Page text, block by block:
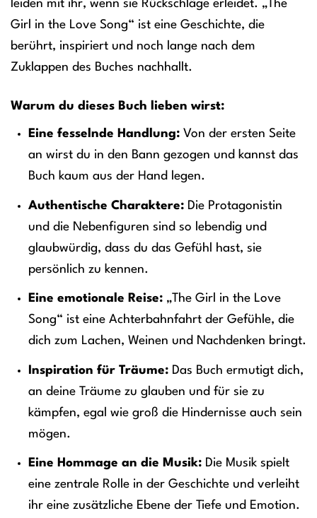
leiden mit ihr, wenn sie Rückschläge erleidet. „The
Girl in the Love Song“ ist eine Geschichte, die
berührt, inspiriert und noch lange nach dem
Zuklappen des Buches nachhallt.
Warum du dieses Buch lieben wirst:
Eine fesselnde Handlung:Von der ersten Seite
an wirst du in den Bann gezogen und kannst das
Buch kaum aus der Hand legen.
Authentische Charaktere:Die Protagonistin
und die Nebenfiguren sind so lebendig und
glaubwürdig, dass du das Gefühl hast, sie
persönlich zu kennen.
Eine emotionale Reise:„The Girl in the Love
Song“ ist eine Achterbahnfahrt der Gefühle, die
dich zum Lachen, Weinen und Nachdenken bringt.
Inspiration für Träume:Das Buch ermutigt dich,
an deine Träume zu glauben und für sie zu
kämpfen, egal wie groß die Hindernisse auch sein
mögen.
Eine Hommage an die Musik:Die Musik spielt
eine zentrale Rolle in der Geschichte und verleiht
ihr eine zusätzliche Ebene der Tiefe und Emotion.